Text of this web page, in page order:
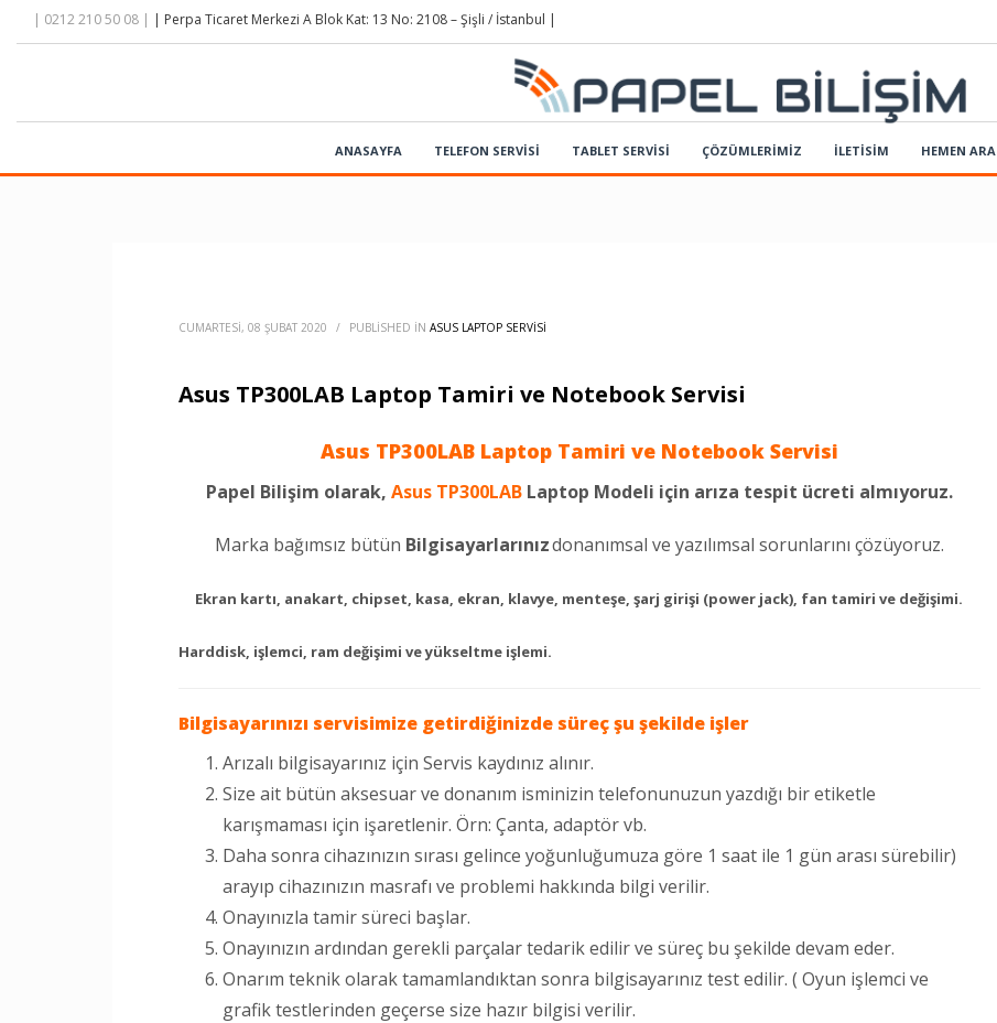
| 0212 210 50 08 | | Perpa Ticaret Merkezi A Blok Kat: 13 No: 2108 – Şişli / İstanbul |
ANASAYFA TELEFON SERVİSİ TABLET SERVİSİ ÇÖZÜMLERIMIZ İLETİSİM HEMEN ARA
CUMARTESI, 08 ŞUBAT 2020 / PUBLISHED IN ASUS LAPTOP SERVISI
Asus TP300LAB Laptop Tamiri ve Notebook Servisi
Asus TP300LAB Laptop Tamiri ve Notebook Servisi
Papel Bilişim olarak, Asus TP300LABLaptop Modeli için arıza tespit ücreti almıyoruz.
Marka bağımsız bütün Bilgisayarlarınızdonanımsal ve yazılımsal sorunlarını çözüyoruz.
Ekran kartı, anakart, chipset, kasa, ekran, klavye, menteşe, şarj girişi (power jack), fan tamiri ve değişimi.
Harddisk, işlemci, ram değişimi ve yükseltme işlemi.
Bilgisayarınızı servisimize getirdiğinizde süreç şu şekilde işler
Arızalı bilgisayarınız için Servis kaydınız alınır.
Size ait bütün aksesuar ve donanım isminizin telefonunuzun yazdığı bir etiketle
karışmaması için işaretlenir. Örn: Çanta, adaptör vb.
Daha sonra cihazınızın sırası gelince yoğunluğumuza göre 1 saat ile 1 gün arası sürebilir)
arayıp cihazınızın masrafı ve problemi hakkında bilgi verilir.
Onayınızla tamir süreci başlar.
Onayınızın ardından gerekli parçalar tedarik edilir ve süreç bu şekilde devam eder.
Onarım teknik olarak tamamlandıktan sonra bilgisayarınız test edilir. ( Oyun işlemci ve
grafik testlerinden geçerse size hazır bilgisi verilir.